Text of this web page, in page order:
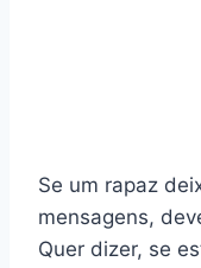
Se um rapaz
mensagens,
Quer dizer, se